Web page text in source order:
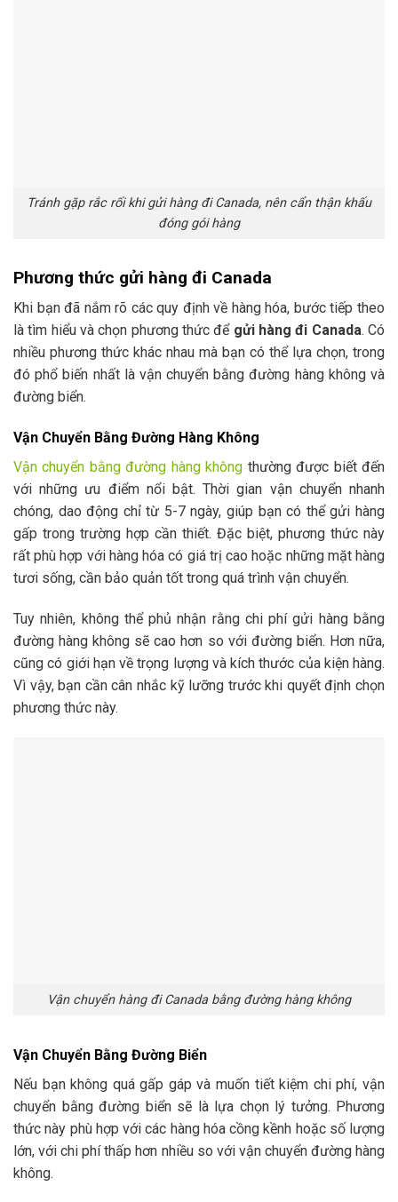
Tránh gặp rắc rối khi gửi hàng đi Canada, nên cẩn thận khấu
đóng gói hàng
Phương thức gửi hàng đi Canada
Khi bạn đã nắm rõ các quy định về hàng hóa, bước tiếp theo
là tìm hiểu và chọn phương thức để gửi hàng đi Canada. Có
nhiều phương thức khác nhau mà bạn có thể lựa chọn, trong
đó phổ biến nhất là vận chuyển bằng đường hàng không và
đường biển.
Vận Chuyển Bằng Đường Hàng Không
Vận chuyển bằng đường hàng không thường được biết đến
với những ưu điểm nổi bật. Thời gian vận chuyển nhanh
chóng, dao động chỉ từ 5-7 ngày, giúp bạn có thể gửi hàng
gấp trong trường hợp cần thiết. Đặc biệt, phương thức này
rất phù hợp với hàng hóa có giá trị cao hoặc những mặt hàng
tươi sống, cần bảo quản tốt trong quá trình vận chuyển.
Tuy nhiên, không thể phủ nhận rằng chi phí gửi hàng bằng
đường hàng không sẽ cao hơn so với đường biển. Hơn nữa,
cũng có giới hạn về trọng lượng và kích thước của kiện hàng.
Vì vậy, bạn cần cân nhắc kỹ lưỡng trước khi quyết định chọn
phương thức này.
Vận chuyển hàng đi Canada bằng đường hàng không
Vận Chuyển Bằng Đường Biển
Nếu bạn không quá gấp gáp và muốn tiết kiệm chi phí, vận
chuyển bằng đường biển sẽ là lựa chọn lý tưởng. Phương
thức này phù hợp với các hàng hóa cồng kềnh hoặc số lượng
lớn, với chi phí thấp hơn nhiều so với vận chuyển đường hàng
không.